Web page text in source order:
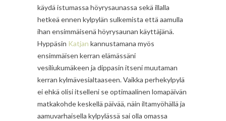
käydä istumassa höyrysaunassa sekä illalla
hetkeä ennen kylpylän sulkemista että aamulla
ihan ensimmäisenä höyrysaunan käyttäjänä.
Hyppäsin Katjan kannustamana myös
ensimmäisen kerran elämässäni
vesiliukumäkeen ja dippasin itseni muutaman
kerran kylmävesialtaaseen. Vaikka perhekylpylä
ei ehkä olisi itselleni se optimaalinen lomapäivän
matkakohde keskellä päivää, näin iltamyöhällä ja
aamuvarhaisella kylpylässä sai olla omassa